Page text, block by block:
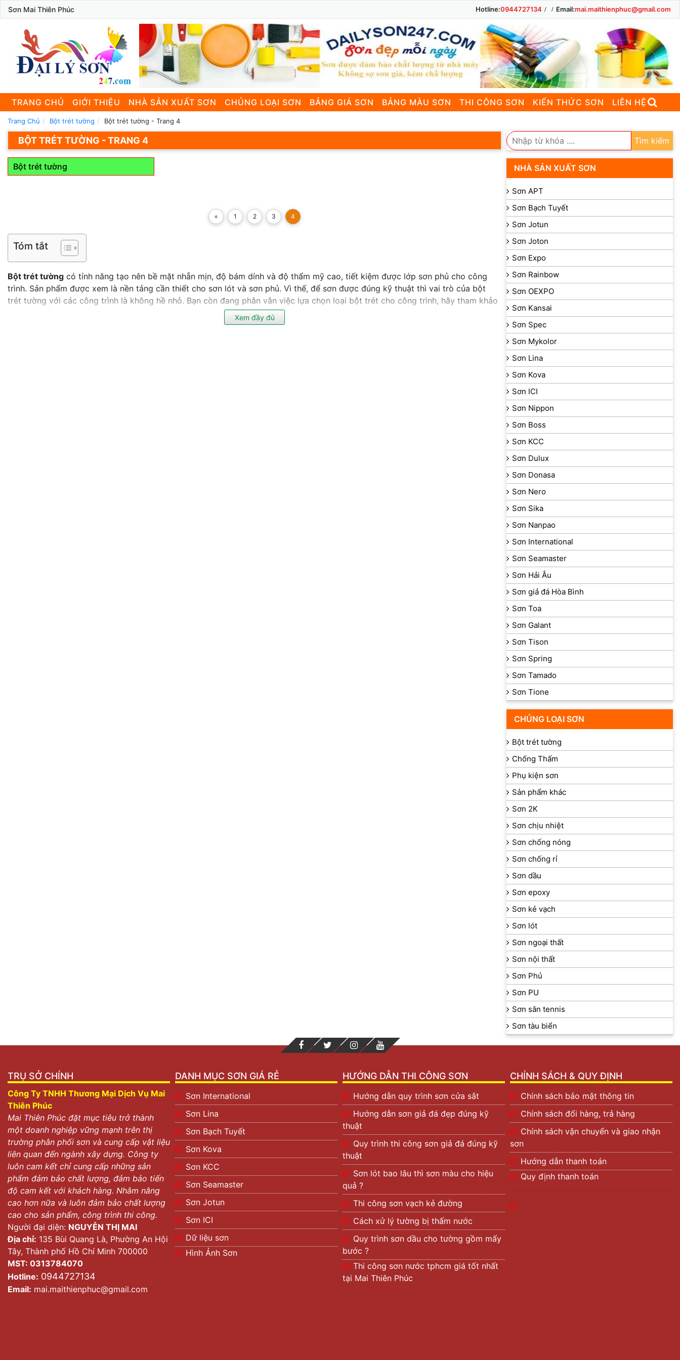
Sơn Mai Thiên Phúc Hotline:0944727134 Email:mai.maithienphuc@gmail.com
TRANG CHỦ GIỚI THIỆU NHÀ SẢN XUẤT SƠN CHỦNG LOẠI SƠN BẢNG GIÁ SƠN BẢNG MÀU SƠN THI CÔNG SƠN KIẾN THỨC SƠN LIÊN HỆ
Trang Chủ Bột trét tường Bột trét tường - Trang 4
BỘT TRÉT TƯỜNG - TRANG 4
Bột trét tường
« 1 2 3 4
Tóm tắt
Bột trét tường có tính năng tạo nên bề mặt nhẵn mịn, độ bám dính và độ thẩm mỹ cao, tiết kiệm được lớp sơn phủ cho công
trình. Sản phẩm được xem là nền tảng cần thiết cho sơn lót và sơn phủ. Vì thế, để sơn được đúng kỹ thuật thì vai trò của bột
trét tường với các công trình là không hề nhỏ. Bạn còn đang phân vân việc lựa chọn loại bột trét cho công trình, hãy tham khảo
qua bài viết sau.
Xem đầy đủ
Tìm kiếm
NHÀ SẢN XUẤT SƠN
Sơn APT
Sơn Bạch Tuyết
Sơn Jotun
Sơn Joton
Sơn Expo
Sơn Rainbow
Sơn OEXPO
Sơn Kansai
Sơn Spec
Sơn Mykolor
Sơn Lina
Sơn Kova
Sơn ICI
Sơn Nippon
Sơn Boss
Sơn KCC
Sơn Dulux
Sơn Donasa
Sơn Nero
Sơn Sika
Sơn Nanpao
Sơn International
Sơn Seamaster
Sơn Hải Âu
Sơn giả đá Hòa Bình
Sơn Toa
Sơn Galant
Sơn Tison
Sơn Spring
Sơn Tamado
Sơn Tione
CHỦNG LOẠI SƠN
Bột trét tường
Chống Thấm
Phụ kiện sơn
Sản phẩm khác
Sơn 2K
Sơn chịu nhiệt
Sơn chống nóng
Sơn chống rỉ
Sơn dầu
Sơn epoxy
Sơn kẻ vạch
Sơn lót
Sơn ngoại thất
Sơn nội thất
Sơn Phủ
Sơn PU
Sơn sân tennis
Sơn tàu biển
TRỤ SỞ CHÍNH
Công Ty TNHH Thương Mại Dịch Vụ Mai
Thiên Phúc
Mai Thiên Phúc đặt mục tiêu trở thành
một doanh nghiệp vững mạnh trên thị
trường phân phối sơn và cung cấp vật liệu
liên quan đến ngành xây dựng. Công ty
luôn cam kết chỉ cung cấp những sản
phẩm đảm bảo chất lượng, đảm bảo tiến
độ cam kết với khách hàng. Nhằm nâng
cao hơn nữa và luôn đảm bảo chất lượng
cao cho sản phẩm, công trình thi công.
Người đại diện: NGUYỄN THỊ MAI
Địa chỉ: 135 Bùi Quang Là, Phường An Hội
Tây, Thành phố Hồ Chí Minh 700000
MST: 0313784070
Hotline: 0944727134
Email: mai.maithienphuc@gmail.com
DANH MỤC SƠN GIÁ RẺ
Sơn International
Sơn Lina
Sơn Bạch Tuyết
Sơn Kova
Sơn KCC
Sơn Seamaster
Sơn Jotun
Sơn ICI
Dữ liệu sơn
Hình Ảnh Sơn
HƯỚNG DẪN THI CÔNG SƠN
Hướng dẫn quy trình sơn cửa sắt
Hướng dẫn sơn giả đá đẹp đúng kỹ
thuật
Quy trình thi công sơn giả đá đúng kỹ
thuật
Sơn lót bao lâu thì sơn màu cho hiệu
quả ?
Thi công sơn vạch kẻ đường
Cách xử lý tường bị thấm nước
Quy trình sơn dầu cho tường gồm mấy
bước ?
Thi công sơn nước tphcm giá tốt nhất
tại Mai Thiên Phúc
CHÍNH SÁCH & QUY ĐỊNH
Chính sách bảo mật thông tin
Chính sách đổi hàng, trả hàng
Chính sách vận chuyển và giao nhận
sơn
Hướng dẫn thanh toán
Quy định thanh toán